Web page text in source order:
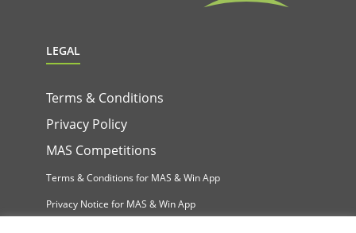
LEGAL
Terms & Conditions
Privacy Policy
MAS Competitions
Terms & Conditions for MAS & Win App
Privacy Notice for MAS & Win App